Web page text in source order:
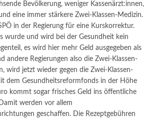
Bevölkerung, weniger Kassenärzt:innen,
eine immer stärkere Zwei-Klassen-Medizin.
in der Regierung für eine Kurskorrektur.
wurde und wird bei der Gesundheit kein
es wird hier mehr Geld ausgegeben als
andere Regierungen also die Zwei-Klassen-
wird jetzt wieder gegen die Zwei-Klassen-
dem Gesundheitsreformfonds in der Höhe
kommt sogar frisches Geld ins öffentliche
werden vor allem
geschaffen. Die Rezeptgebühren